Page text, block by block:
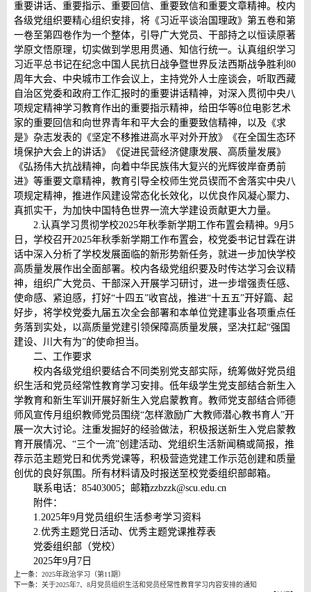
重要讲话、重要指示、重要回信、重要致信和重要文章精神。校内
各级党组织要精心组织安排，将《习近平谈治国理政》第五卷和第
一卷至第四卷作为一个整体，引导广大党员、干部持之以恒读原著
学原文悟原理，切实做到学思用贯通、知信行统一。认真组织学习
习近平总书记在纪念中国人民抗日战争暨世界反法西斯战争胜利80
周年大会、中央城市工作会议上，主持党外人士座谈会，听取西藏
自治区党委和政府工作汇报时的重要讲话精神，对深入贯彻中央八
项规定精神学习教育作出的重要指示精神，给田华等8位电影艺术
家的重要回信和向世界青年和平大会的重要致信精神，以及《求
是》杂志发表的《坚定不移推进高水平对外开放》《在全国生态环
境保护大会上的讲话》《促进民营经济健康发展、高质量发展》
《弘扬伟大抗战精神，向着中华民族伟大复兴的光辉彼岸奋勇前
进》等重要文章精神，教育引导全校师生党员锲而不舍落实中央八
项规定精神，推进作风建设常态化长效化，以优良作风凝心聚力、
真抓实干，为加快中国特色世界一流大学建设贡献更大力量。
2.认真学习贯彻学校2025年秋季新学期工作布置会精神。9月5
日，学校召开2025年秋季新学期工作布置会，校党委书记甘霖在讲
话中深入分析了学校发展面临的新形势新任务，就进一步加快学校
高质量发展作出全面部署。校内各级党组织要及时传达学习会议精
神，组织广大党员、干部深入开展学习研讨，进一步增强责任感、
使命感、紧迫感，打好“十四五”收官战，推进“十五五”开好篇、起
好步，将学校党委九届五次全会部署和本单位党建事业各项重点任
务落到实处，以高质量党建引领保障高质量发展，坚决扛起“强国
建设、川大有为”的使命担当。
二、工作要求
校内各级党组织要结合不同类别党支部实际，统筹做好党员组
织生活和党员经常性教育学习安排。低年级学生党支部结合新生入
学教育和新生军训开展好新生入党启蒙教育。教师党支部结合师德
师风宣传月组织教师党员围绕“怎样激励广大教师潜心教书育人”开
展一次大讨论。注重发掘好的经验做法，积极报送新生入党启蒙教
育开展情况、“三个一流”创建活动、党组织生活新闻稿或简报，推
荐示范主题党日和优秀党课等，积极营造党建工作示范创建和质量
创优的良好氛围。所有材料请及时报送至校党委组织部邮箱。
联系电话：85403005；邮箱zzbzzk@scu.edu.cn
附件：
1.2025年9月党员组织生活参考学习资料
2.优秀主题党日活动、优秀主题党课推荐表
党委组织部（党校）
2025年9月7日
上一条： 2025年政治学习（第11期）
下一条： 关于2025年7、8月党员组织生活和党员经常性教育学习内容安排的通知